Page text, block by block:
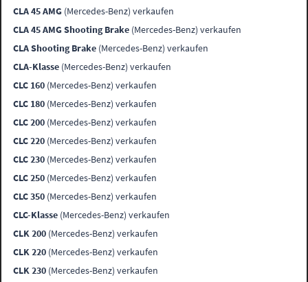
CLA 45 AMG (Mercedes-Benz) verkaufen
CLA 45 AMG Shooting Brake (Mercedes-Benz) verkaufen
CLA Shooting Brake (Mercedes-Benz) verkaufen
CLA-Klasse (Mercedes-Benz) verkaufen
CLC 160 (Mercedes-Benz) verkaufen
CLC 180 (Mercedes-Benz) verkaufen
CLC 200 (Mercedes-Benz) verkaufen
CLC 220 (Mercedes-Benz) verkaufen
CLC 230 (Mercedes-Benz) verkaufen
CLC 250 (Mercedes-Benz) verkaufen
CLC 350 (Mercedes-Benz) verkaufen
CLC-Klasse (Mercedes-Benz) verkaufen
CLK 200 (Mercedes-Benz) verkaufen
CLK 220 (Mercedes-Benz) verkaufen
CLK 230 (Mercedes-Benz) verkaufen